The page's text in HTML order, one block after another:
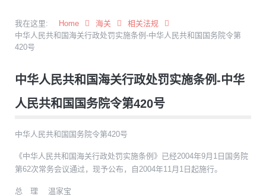
我在这里: Home 海关
相关法规
中华人民共和国海关行政处罚实施条例-中华人民共和国国务院令第
420号
中华人民共和国海关行政处罚实施条例-中华
人民共和国国务院令第420号
中华人民共和国国务院令第420号
《中华人民共和国海关行政处罚实施条例》已经2004年9月1日国务院
第62次常务会议通过，现予公布，自2004年11月1日起施行。
总 理 温家宝